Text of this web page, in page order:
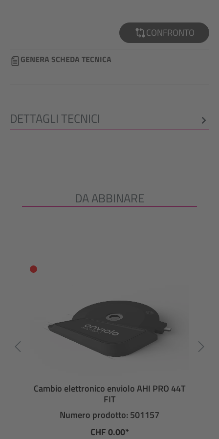
CONFRONTO
GENERA SCHEDA TECNICA
DETTAGLI TECNICI
Salta la galleria dei prodotti
DA ABBINARE
Cambio elettronico enviolo AHI PRO 44T
FIT
Numero prodotto: 501157
CHF 0.00*